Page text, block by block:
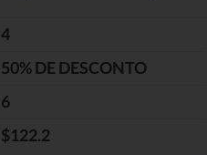
4
‎50% DE DESCONTO
6
$122.2